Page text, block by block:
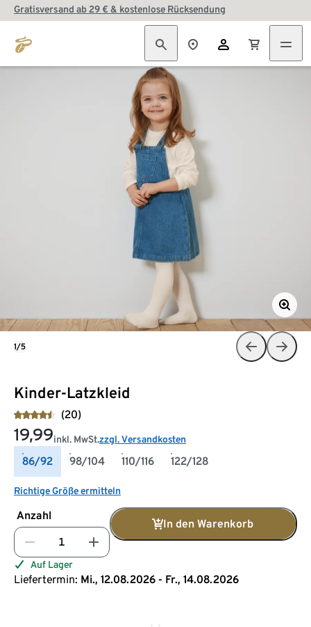
Gratisversand ab 29 € & kostenlose Rücksendung
Kinder-Latzkleid
(20)
19,99inkl. MwSt.zzgl. Versandkosten
86/92 98/104 110/116 122/128
Richtige Größe ermitteln
Anzahl
In den Warenkorb
Auf Lager
Liefertermin: Mi., 12.08.2026 - Fr., 14.08.2026
1/5